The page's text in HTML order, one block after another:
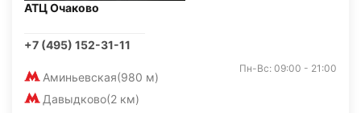
АТЦ Очаково
+7 (495) 152-31-11
Аминьевская(980 м)
Давыдково(2 км)
Пн-Вс: 09:00 - 21:00